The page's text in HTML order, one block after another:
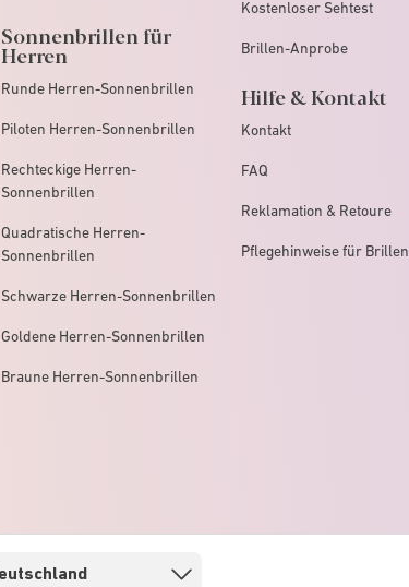
Sonnenbrillen für
Herren
Runde Herren-Sonnenbrillen
Piloten Herren-Sonnenbrillen
Rechteckige Herren-
Sonnenbrillen
Quadratische Herren-
Sonnenbrillen
Schwarze Herren-Sonnenbrillen
Goldene Herren-Sonnenbrillen
Braune Herren-Sonnenbrillen
Kostenloser Sehtest
Brillen-Anprobe
Hilfe & Kontakt
Kontakt
FAQ
Reklamation & Retoure
Pflegehinweise für Brillen